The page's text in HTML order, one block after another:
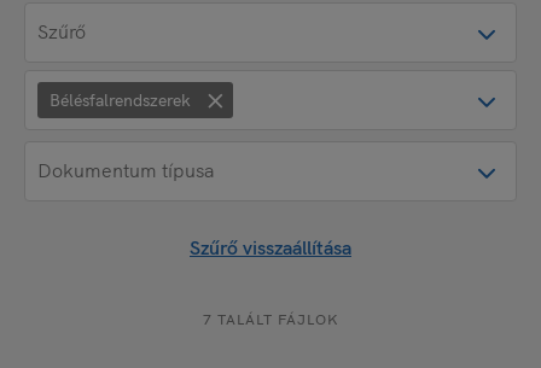
Bélésfalrendszerek ×
Szűrő visszaállítása
7 TALÁLT FÁJLOK